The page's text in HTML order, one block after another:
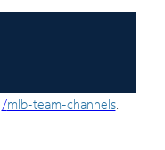
/mlb-team-channels.